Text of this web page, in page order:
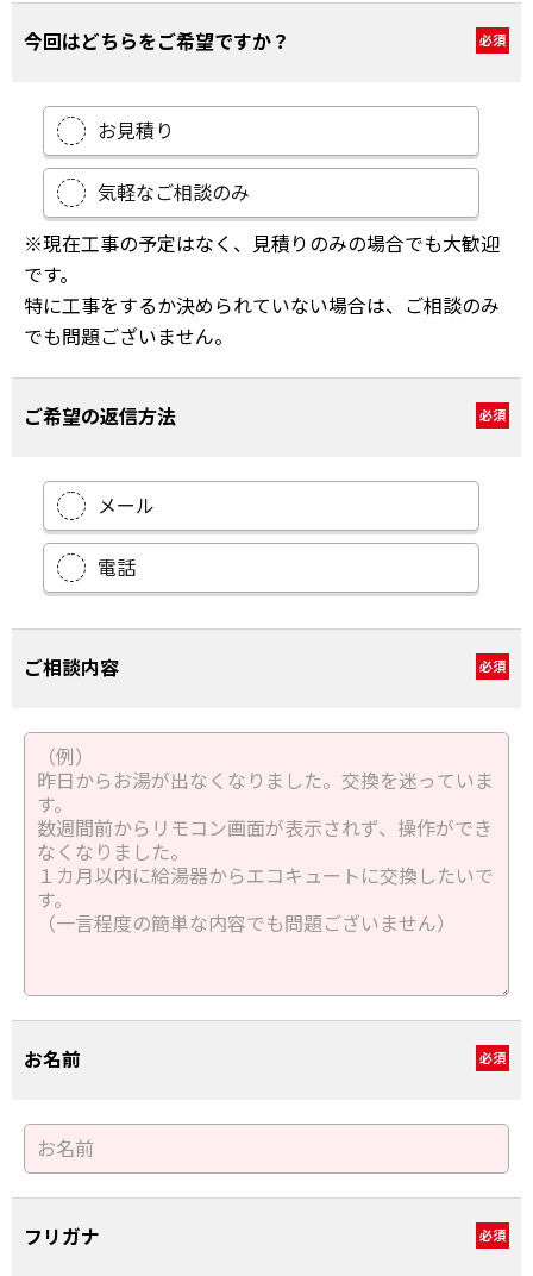
今回はどちらをご希望ですか？ 必須
お見積り
気軽なご相談のみ
※現在工事の予定はなく、見積りのみの場合でも大歓迎
です。
特に工事をするか決められていない場合は、ご相談のみ
でも問題ございません。
ご希望の返信方法 必須
メール
電話
ご相談内容 必須
お名前 必須
フリガナ 必須